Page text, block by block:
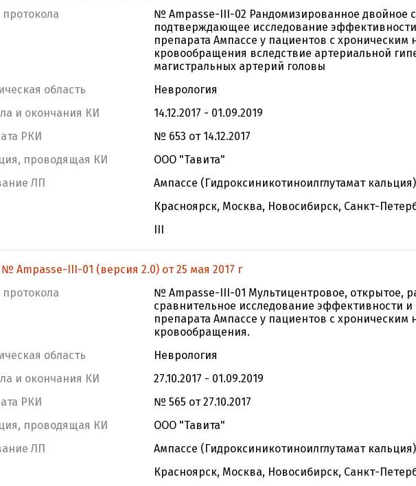
№ Ampasse-III-02 Рандомизированное двойное
подтверждающее исследование
препарата Ампассе у пациентов с хроническим
кровообращения вследствие артериальной
магистральных артерий головы
область
Неврология
и окончания КИ
14.12.2017 - 01.09.2019
РКИ
№ 653 от 14.12.2017
проводящая КИ
ООО "Тавита"
ЛП
Ампассе (Гидроксиникотиноилглутамат кальция)
Красноярск, Москва, Новосибирск, Санкт-
III
Ampasse-III-01 (версия 2.0) от 25 мая 2017 г
№ Ampasse-III-01 Мультицентровое, открытое,
сравнительное исследование эффективности и
препарата Ампассе у пациентов с хроническим
кровообращения.
область
Неврология
и окончания КИ
27.10.2017 - 01.09.2019
РКИ
№ 565 от 27.10.2017
проводящая КИ
ООО "Тавита"
ЛП
Ампассе (Гидроксиникотиноилглутамат кальция)
Красноярск, Москва, Новосибирск, Санкт-